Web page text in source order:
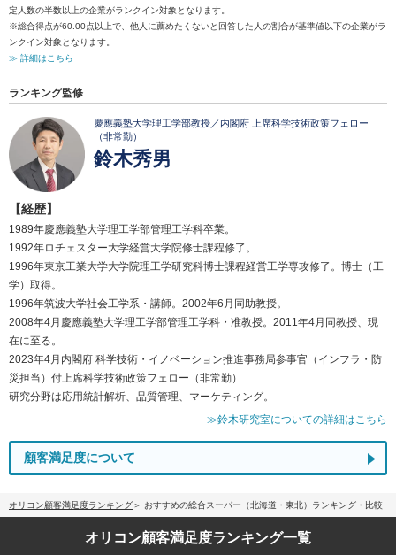
定人数の半数以上の企業がランクイン対象となります。
※総合得点が60.00点以上で、他人に薦めたくないと回答した人の割合が基準値以下の企業がラ
ンクイン対象となります。
≫ 詳細はこちら
ランキング監修
慶應義塾大学理工学部教授／内閣府 上席科学技術政策フェロー
（非常勤）
鈴木秀男
【経歴】
1989年慶應義塾大学理工学部管理工学科卒業。
1992年ロチェスター大学経営大学院修士課程修了。
1996年東京工業大学大学院理工学研究科博士課程経営工学専攻修了。博士（工
学）取得。
1996年筑波大学社会工学系・講師。2002年6月同助教授。
2008年4月慶應義塾大学理工学部管理工学科・准教授。2011年4月同教授、現
在に至る。
2023年4月内閣府 科学技術・イノベーション推進事務局参事官（インフラ・防
災担当）付上席科学技術政策フェロー（非常勤）
研究分野は応用統計解析、品質管理、マーケティング。
≫鈴木研究室についての詳細はこちら
顧客満足度について
オリコン顧客満足度ランキング おすすめの総合スーパー（北海道・東北）ランキング・比較
オリコン顧客満足度ランキング一覧